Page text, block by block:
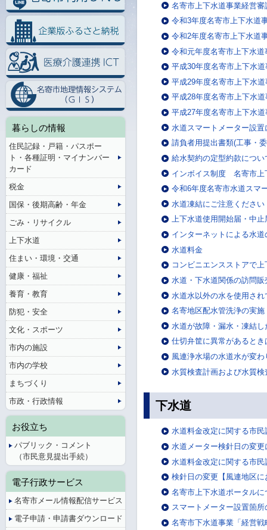
名寄市上下水道事業経営審
令和3年度名寄市上下水道
令和2年度名寄市上下水道
令和元年度名寄市上下水
平成30年度名寄市上下水
平成29年度名寄市上下水
平成28年度名寄市上下水
平成27年度名寄市上下水
水道スマートメーター設
請負者用提出書類(工事・
給水契約の定型約款につい
インボイス制度 名寄市上
令和6年度名寄市水道スマ
水道凍結にご注意ください
上下水道使用開始届・中止
インターネットによる水
水道料金
コンビニエンスストアで
水道・下水道関係の訪問販
水道水以外の水を使用され
名寄地区配水管洗浄の実施
水道が故障・漏水・凍結し
仕切弁筐に異常があると
風連浄水場の水道水が変わ
水質検査計画および水質検
下水道
水道料金改定に関する市民
水道メーター検針日の変
水道料金改定に関する市
検針日の変更【風連地区
名寄市上下水道ポータルに
スマートメーター設置箇
名寄市下水道事業「経営
暮らしの情報
住民記録・戸籍・パスポー
ト・各種証明・マイナンバー
カード
税金
国保・後期高齢・年金
ごみ・リサイクル
上下水道
住まい・環境・交通
健康・福祉
養育・教育
防犯・安全
文化・スポーツ
市内の施設
市内の学校
まちづくり
市政・行政情報
お役立ち
パブリック・コメント
（市民意見提出手続）
電子行政サービス
名寄市メール情報配信サービス
電子申請・申請書ダウンロード